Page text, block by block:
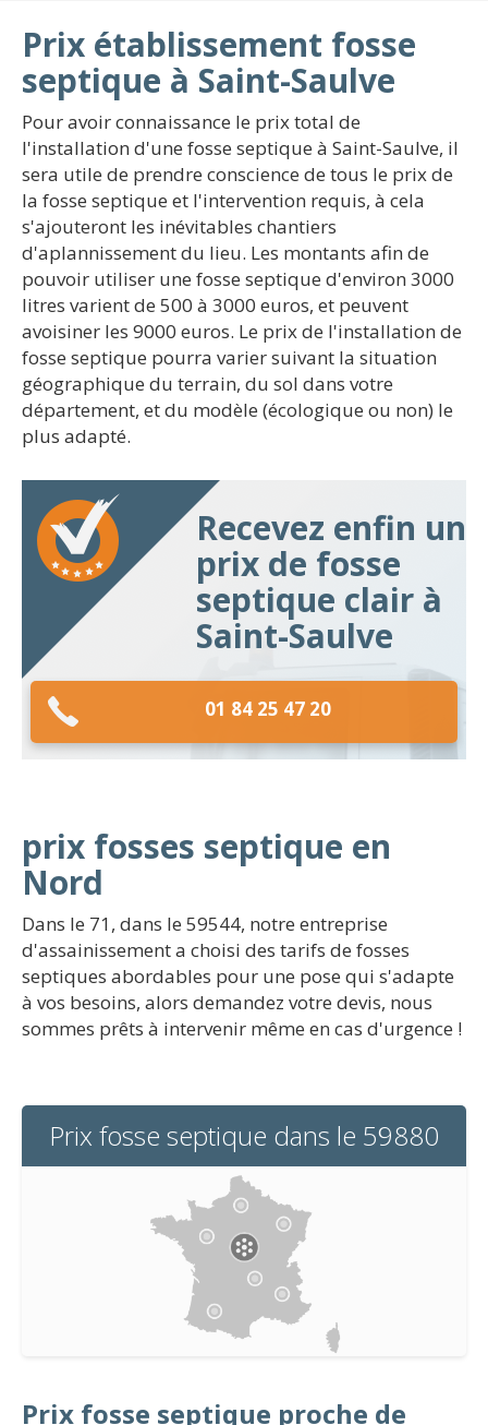
Prix établissement fosse
septique à Saint-Saulve
Pour avoir connaissance le prix total de
l'installation d'une fosse septique à Saint-Saulve, il
sera utile de prendre conscience de tous le prix de
la fosse septique et l'intervention requis, à cela
s'ajouteront les inévitables chantiers
d'aplannissement du lieu. Les montants afin de
pouvoir utiliser une fosse septique d'environ 3000
litres varient de 500 à 3000 euros, et peuvent
avoisiner les 9000 euros. Le prix de l'installation de
fosse septique pourra varier suivant la situation
géographique du terrain, du sol dans votre
département, et du modèle (écologique ou non) le
plus adapté.
Recevez enfin un
prix de fosse
septique clair à
Saint-Saulve
01 84 25 47 20
prix fosses septique en
Nord
Dans le 71, dans le 59544, notre entreprise
d'assainissement a choisi des tarifs de fosses
septiques abordables pour une pose qui s'adapte
à vos besoins, alors demandez votre devis, nous
sommes prêts à intervenir même en cas d'urgence !
Prix fosse septique dans le 59880
Prix fosse septique proche de